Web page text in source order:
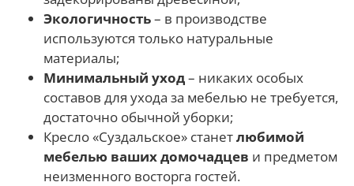
Экологичность– в производстве
используются только натуральные
материалы;
Минимальный уход– никаких особых
составов для ухода за мебелью не требуется,
достаточно обычной уборки;
Кресло «Суздальское» станетлюбимой
мебелью ваших домочадцев и предметом
неизменного восторга гостей.